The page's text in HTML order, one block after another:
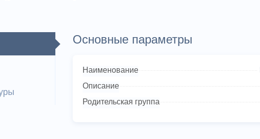
Основные параметры
Наименование
Описание
Родительская группа